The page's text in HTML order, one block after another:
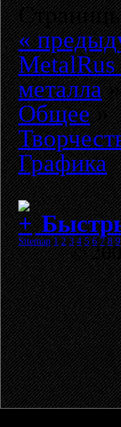
«
металла»
Общее»
Графика
Sitemap 1 2 3 4 5 6 7 8 9
©